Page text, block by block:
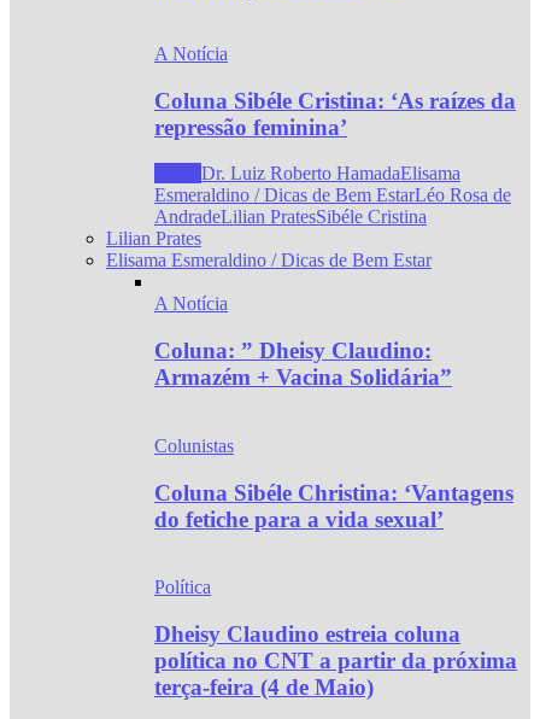
A Notícia
Coluna Sibéle Cristina: ‘As raízes da
repressão feminina’
Dr. Luiz Roberto HamadaElisama
Esmeraldino / Dicas de Bem EstarLéo Rosa de
AndradeLilian PratesSibéle Cristina
Lilian Prates
Elisama Esmeraldino / Dicas de Bem Estar
A Notícia
Coluna: ” Dheisy Claudino:
Armazém + Vacina Solidária”
Colunistas
Coluna Sibéle Christina: ‘Vantagens
do fetiche para a vida sexual’
Política
Dheisy Claudino estreia coluna
política no CNT a partir da próxima
terça-feira (4 de Maio)